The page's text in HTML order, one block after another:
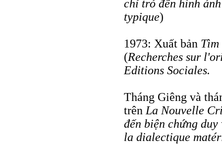
chỉ trỏ đến hình
typique)
1973: Xuất bản Tìm
(Recherches sur
Editions Sociales.
Tháng Giêng và
trên La Nouvelle
đến biện chứng
la dialectique